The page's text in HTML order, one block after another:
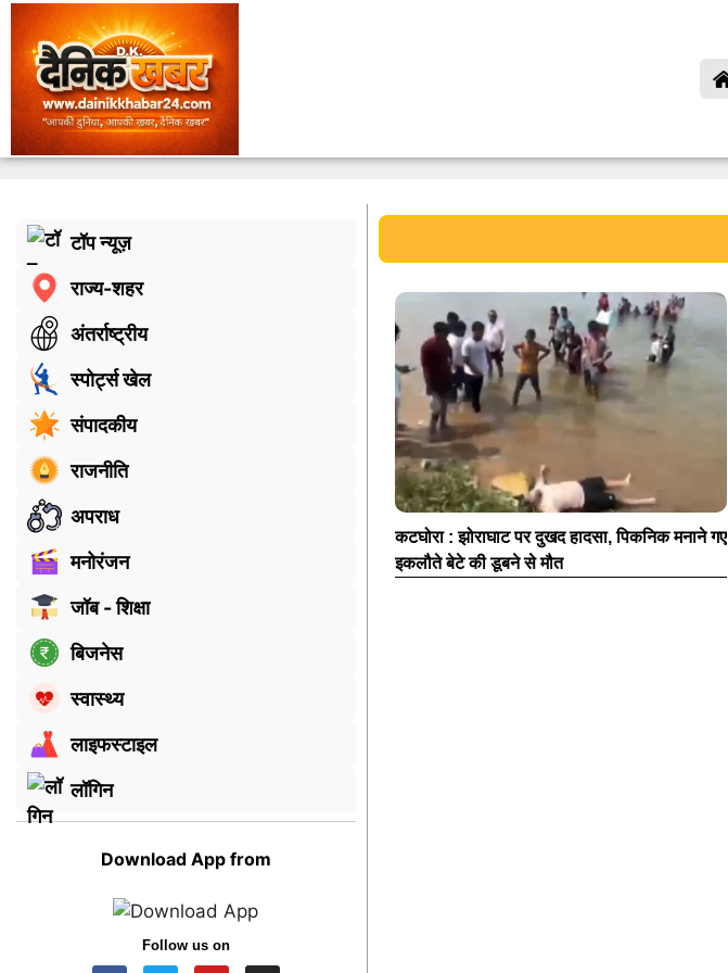
टॉप न्यूज़
राज्य-शहर
अंतर्राष्ट्रीय
स्पोर्ट्स खेल
संपादकीय
राजनीति
अपराध
मनोरंजन
जॉब - शिक्षा
बिजनेस
स्वास्थ्य
लाइफस्टाइल
लॉगिन
Download App from
Follow us on
कटघोरा : झोराघाट पर दुखद हादसा, पिकनिक मनाने गए
इकलौते बेटे की डूबने से मौत